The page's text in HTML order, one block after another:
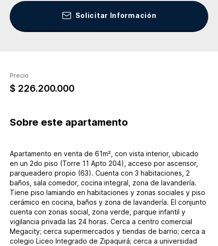
Solicitar Información
Precio
$ 226.200.000
Sobre este apartamento
Apartamento en venta de 61m², con vista interior, ubicado
en un 2do piso (Torre 11 Apto 204), acceso por ascensor,
parqueadero propio (63). Cuenta con 3 habitaciones, 2
baños, sala comedor, cocina integral, zona de lavandería.
Tiene piso lamiando en habitaciones y zonas sociales y piso
cerámico en cocina, baños y zona de lavandería. El conjunto
cuenta con zonas social, zona verde, parque infantil y
vigilancia privada las 24 horas. Cerca a centro comercial
Megacity; cerca supermercados y tiendas de barrio; cerca a
colegio Liceo Integrado de Zipaquirá; cerca a universidad